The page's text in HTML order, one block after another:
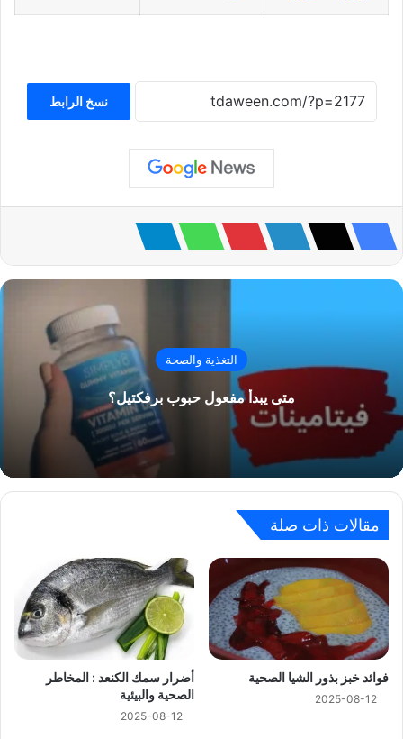
نسخ الرابط
التغذية والصحة
متى يبدأ مفعول حبوب برفكتيل؟
مقالات ذات صلة
فوائد خبز بذور الشيا الصحية
2025-08-12
أضرار سمك الكنعد : المخاطر
الصحية والبيئية
2025-08-12